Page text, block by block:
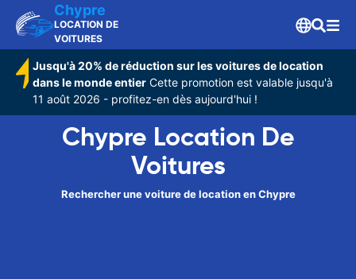
Chypre
LOCATION DE
VOITURES
Jusqu'à 20% de réduction sur les voitures de location
dans le monde entier Cette promotion est valable jusqu'à
11 août 2026 - profitez-en dès aujourd'hui !
Chypre Location De
Voitures
Rechercher une voiture de location en Chypre